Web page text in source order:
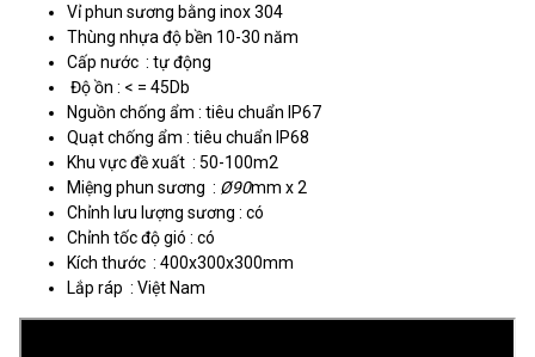
Vỉ phun sương bằng inox 304
Thùng nhựa độ bền 10-30 năm
Cấp nước : tự động
Độ ồn : < = 45Db
Nguồn chống ẩm : tiêu chuẩn IP67
Quạt chống ẩm : tiêu chuẩn IP68
Khu vực đề xuất : 50-100m2
Miệng phun sương : Ø90mm x 2
Chỉnh lưu lượng sương : có
Chỉnh tốc độ gió : có
Kích thước : 400x300x300mm
Lắp ráp : Việt Nam